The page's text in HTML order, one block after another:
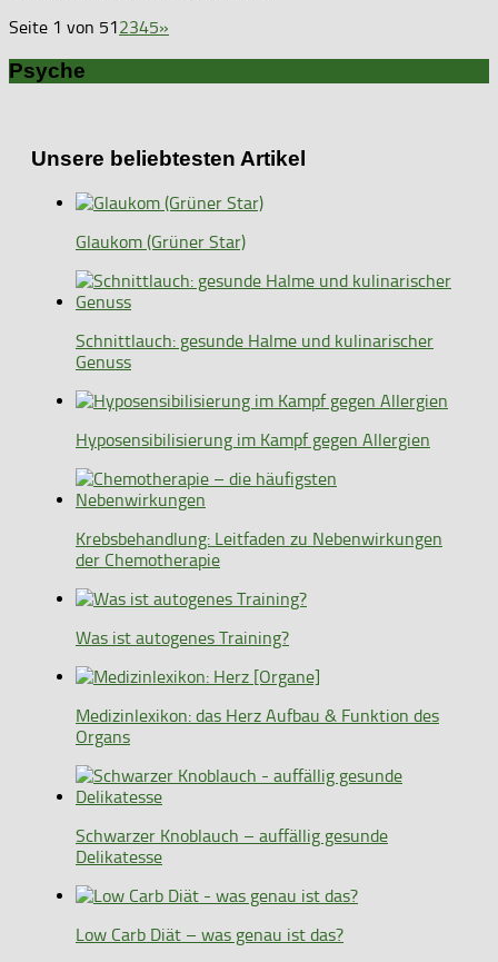
Seite 1 von 512345»
Psyche
Unsere beliebtesten Artikel
Glaukom (Grüner Star)
Schnittlauch: gesunde Halme und kulinarischer
Genuss
Hyposensibilisierung im Kampf gegen Allergien
Krebsbehandlung: Leitfaden zu Nebenwirkungen
der Chemotherapie
Was ist autogenes Training?
Medizinlexikon: das Herz Aufbau & Funktion des
Organs
Schwarzer Knoblauch – auffällig gesunde
Delikatesse
Low Carb Diät – was genau ist das?